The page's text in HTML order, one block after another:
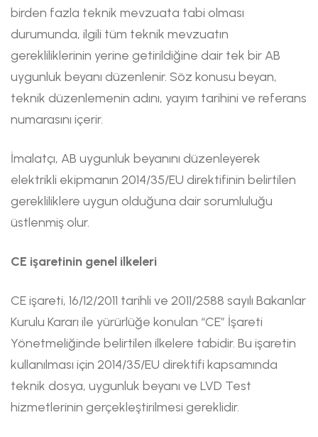
birden fazla teknik mevzuata tabi olması
durumunda, ilgili tüm teknik mevzuatın
gerekliliklerinin yerine getirildiğine dair tek bir AB
uygunluk beyanı düzenlenir. Söz konusu beyan,
teknik düzenlemenin adını, yayım tarihini ve referans
numarasını içerir.
İmalatçı, AB uygunluk beyanını düzenleyerek
elektrikli ekipmanın 2014/35/EU direktifinin belirtilen
gerekliliklere uygun olduğuna dair sorumluluğu
üstlenmiş olur.
CE işaretinin genel ilkeleri
CE işareti, 16/12/2011 tarihli ve 2011/2588 sayılı Bakanlar
Kurulu Kararı ile yürürlüğe konulan “CE” İşareti
Yönetmeliğinde belirtilen ilkelere tabidir. Bu işaretin
kullanılması için 2014/35/EU direktifi kapsamında
teknik dosya, uygunluk beyanı ve LVD Test
hizmetlerinin gerçekleştirilmesi gereklidir.